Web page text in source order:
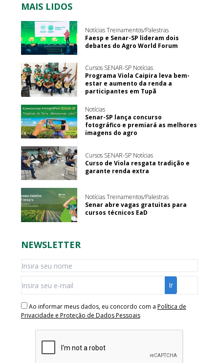
MAIS LIDOS
Notícias Treinamentos/Palestras
Faesp e Senar-SP lideram dois
debates do Agro World Forum
Cursos SENAR-SP Notícias
Programa Viola Caipira leva bem-
estar e aumento da renda a
participantes em Tupã
Notícias
Senar-SP lança concurso
fotográfico e premiará as melhores
imagens do agro
Cursos SENAR-SP Notícias
Curso de Viola resgata tradição e
garante renda extra
Notícias Treinamentos/Palestras
Senar abre vagas gratuitas para
cursos técnicos EaD
NEWSLETTER
Ao informar meus dados, eu concordo com a Política de
Privacidade e Proteção de Dados Pessoais